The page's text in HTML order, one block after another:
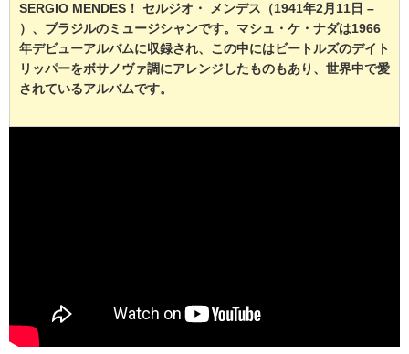
SERGIO MENDES！ セルジオ・ メンデス（1941年2月11日 –
）、ブラジルのミュージシャンです。マシュ・ケ・ナダは1966
年デビューアルバムに収録され、この中にはビートルズのデイト
リッパーをボサノヴァ調にアレンジしたものもあり、世界中で愛
されているアルバムです。